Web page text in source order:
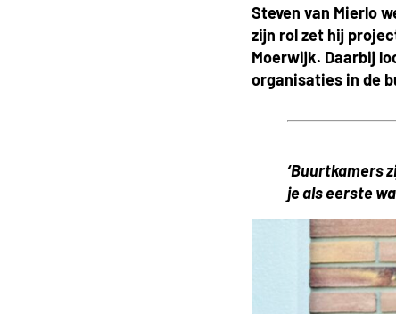
Steven van Mierlo
zijn rol zet hij
Moerwijk. Daarbij
organisaties in de
‘Buurtkamers
je als eerste